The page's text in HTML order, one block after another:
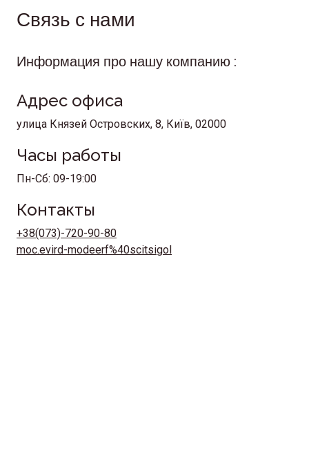
Связь с нами
Информация про нашу компанию :
Адрес офиса
улица Князей Островских, 8, Київ, 02000
Часы работы
Пн-Сб: 09-19:00
Контакты
+38(073)-720-90-80
moc.evird-modeerf%40scitsigol